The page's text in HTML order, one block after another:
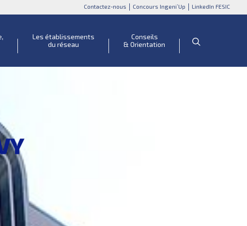
Contactez-nous Concours Ingeni’Up LinkedIn FESIC
Les établissements
du réseau
Conseils
& Orientation